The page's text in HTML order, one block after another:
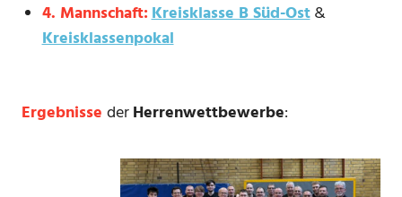
4. Mannschaft:Kreisklasse B Süd-Ost&
Kreisklassenpokal
Ergebnisse derHerrenwettbewerbe: